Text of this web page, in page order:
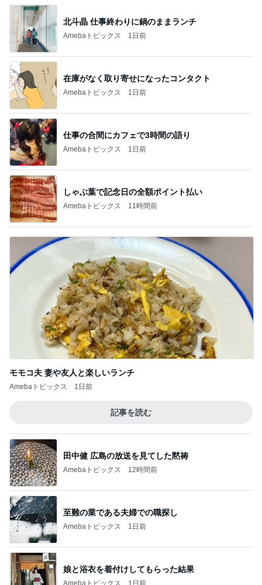
北斗晶 仕事終わりに鍋のままランチ
Amebaトピックス 1日前
在庫がなく取り寄せになったコンタクト
Amebaトピックス 1日前
仕事の合間にカフェで3時間の語り
Amebaトピックス 1日前
しゃぶ葉で記念日の全額ポイント払い
Amebaトピックス 11時間前
モモコ夫 妻や友人と楽しいランチ
Amebaトピックス 1日前
記事を読む
田中健 広島の放送を見てした黙祷
Amebaトピックス 12時間前
至難の業である夫婦での職探し
Amebaトピックス 1日前
娘と浴衣を着付けしてもらった結果
Amebaトピックス 1日前